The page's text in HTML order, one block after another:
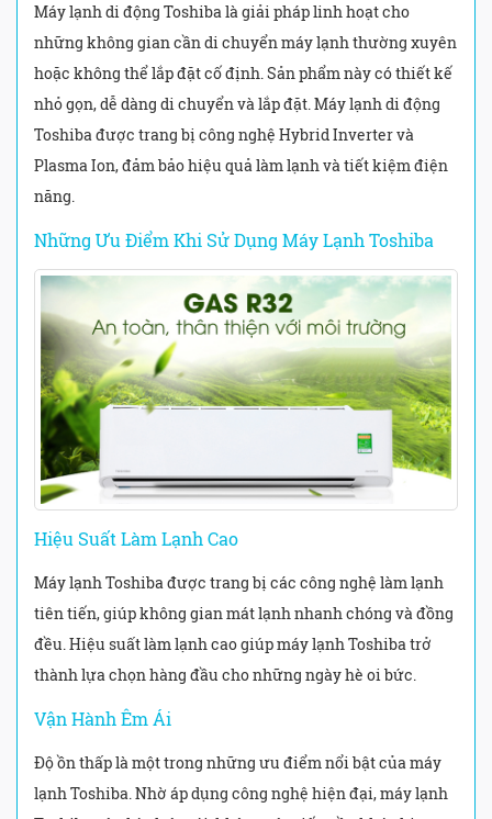
Máy lạnh di động Toshiba là giải pháp linh hoạt cho
những không gian cần di chuyển máy lạnh thường xuyên
hoặc không thể lắp đặt cố định. Sản phẩm này có thiết kế
nhỏ gọn, dễ dàng di chuyển và lắp đặt. Máy lạnh di động
Toshiba được trang bị công nghệ Hybrid Inverter và
Plasma Ion, đảm bảo hiệu quả làm lạnh và tiết kiệm điện
năng.
Những Ưu Điểm Khi Sử Dụng Máy Lạnh Toshiba
Hiệu Suất Làm Lạnh Cao
Máy lạnh Toshiba được trang bị các công nghệ làm lạnh
tiên tiến, giúp không gian mát lạnh nhanh chóng và đồng
đều. Hiệu suất làm lạnh cao giúp máy lạnh Toshiba trở
thành lựa chọn hàng đầu cho những ngày hè oi bức.
Vận Hành Êm Ái
Độ ồn thấp là một trong những ưu điểm nổi bật của máy
lạnh Toshiba. Nhờ áp dụng công nghệ hiện đại, máy lạnh